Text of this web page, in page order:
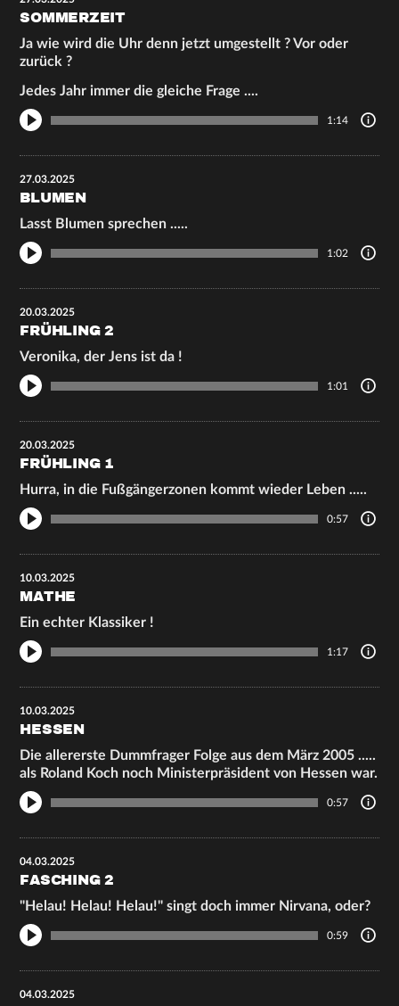
SOMMERZEIT
Ja wie wird die Uhr denn jetzt umgestellt ? Vor oder
zurück ?
Jedes Jahr immer die gleiche Frage ....
1:14
27.03.2025
BLUMEN
Lasst Blumen sprechen .....
1:02
20.03.2025
FRÜHLING 2
Veronika, der Jens ist da !
1:01
20.03.2025
FRÜHLING 1
Hurra, in die Fußgängerzonen kommt wieder Leben .....
0:57
10.03.2025
MATHE
Ein echter Klassiker !
1:17
10.03.2025
HESSEN
Die allererste Dummfrager Folge aus dem März 2005 .....
als Roland Koch noch Ministerpräsident von Hessen war.
0:57
04.03.2025
FASCHING 2
"Helau! Helau! Helau!" singt doch immer Nirvana, oder?
0:59
04.03.2025